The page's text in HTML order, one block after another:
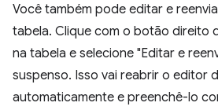
Você também pode editar e
tabela. Clique com o botão direito
na tabela e selecione "Editar e
suspenso. Isso vai reabrir o editor
automaticamente e preenchê-lo